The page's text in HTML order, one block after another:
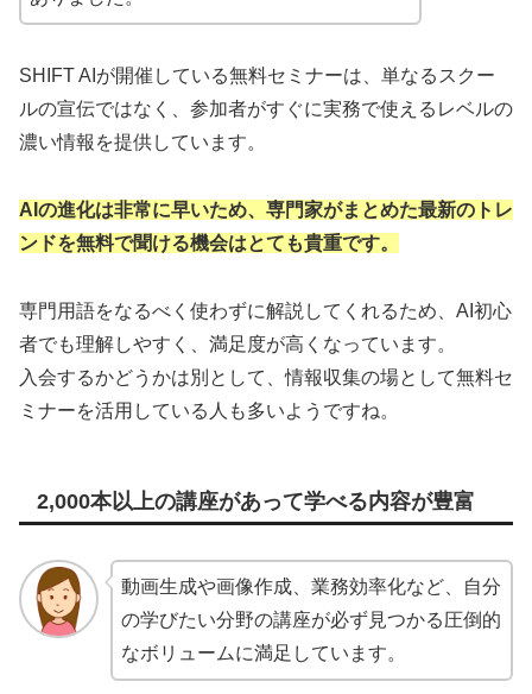
SHIFT AIが開催している無料セミナーは、単なるスクー
ルの宣伝ではなく、参加者がすぐに実務で使えるレベルの
濃い情報を提供しています。
AIの進化は非常に早いため、専門家がまとめた最新のトレ
ンドを無料で聞ける機会はとても貴重です。
専門用語をなるべく使わずに解説してくれるため、AI初心
者でも理解しやすく、満足度が高くなっています。
入会するかどうかは別として、情報収集の場として無料セ
ミナーを活用している人も多いようですね。
2,000本以上の講座があって学べる内容が豊富
動画生成や画像作成、業務効率化など、自分
の学びたい分野の講座が必ず見つかる圧倒的
なボリュームに満足しています。